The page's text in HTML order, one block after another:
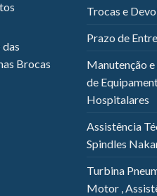
Brocas
Trocas e
Prazo de
Manutenção
de
Hospitalares
Assistência
Spindles
Turbina
Motor ,